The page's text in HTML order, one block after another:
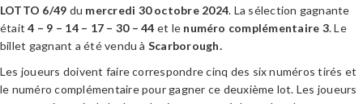
LOTTO 6/49 du mercredi 30 octobre 2024. La sélection gagnante
était4 – 9 – 14– 17 – 30–44 et le numéro complémentaire 3. Le
billet gagnant a été vendu à Scarborough.
Les joueurs doivent faire correspondre cinq des six numéros tirés et
le numéro complémentaire pour gagner ce deuxième lot. Les joueurs